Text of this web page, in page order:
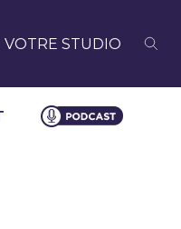
VOTRE STUDIO